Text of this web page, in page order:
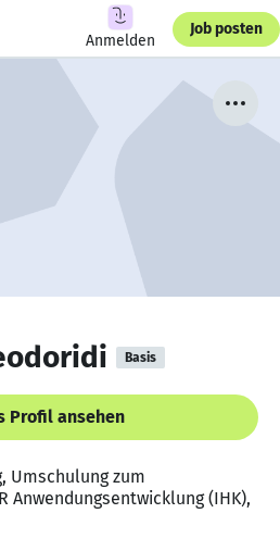
Anmelden
Job posten
Basis
Profil ansehen
Umschulung zum
Anwendungsentwicklung (IHK),